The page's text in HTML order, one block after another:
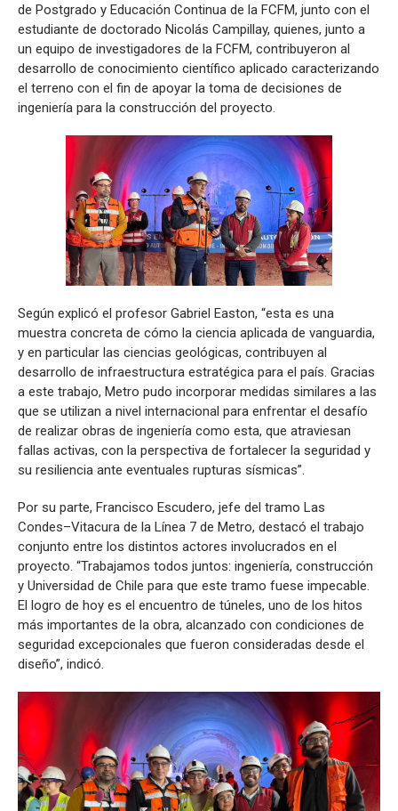
de Postgrado y Educación Continua de la FCFM, junto con el
estudiante de doctorado Nicolás Campillay, quienes, junto a
un equipo de investigadores de la FCFM, contribuyeron al
desarrollo de conocimiento científico aplicado caracterizando
el terreno con el fin de apoyar la toma de decisiones de
ingeniería para la construcción del proyecto.
Según explicó el profesor Gabriel Easton, “esta es una
muestra concreta de cómo la ciencia aplicada de vanguardia,
y en particular las ciencias geológicas, contribuyen al
desarrollo de infraestructura estratégica para el país. Gracias
a este trabajo, Metro pudo incorporar medidas similares a las
que se utilizan a nivel internacional para enfrentar el desafío
de realizar obras de ingeniería como esta, que atraviesan
fallas activas, con la perspectiva de fortalecer la seguridad y
su resiliencia ante eventuales rupturas sísmicas”.
Por su parte, Francisco Escudero, jefe del tramo Las
Condes–Vitacura de la Línea 7 de Metro, destacó el trabajo
conjunto entre los distintos actores involucrados en el
proyecto. “Trabajamos todos juntos: ingeniería, construcción
y Universidad de Chile para que este tramo fuese impecable.
El logro de hoy es el encuentro de túneles, uno de los hitos
más importantes de la obra, alcanzado con condiciones de
seguridad excepcionales que fueron consideradas desde el
diseño”, indicó.